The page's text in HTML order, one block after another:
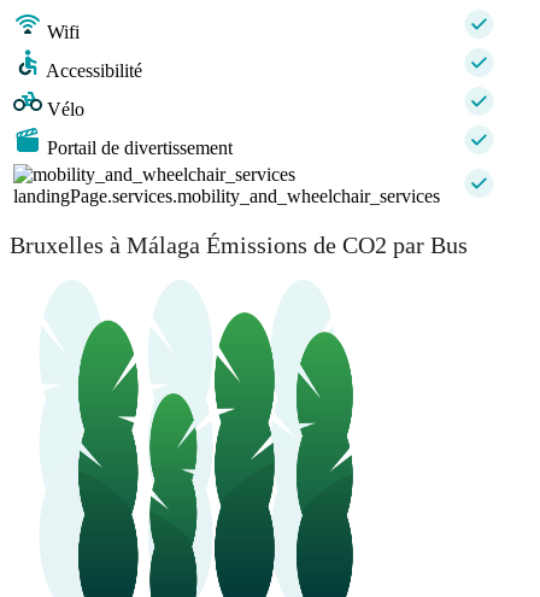
Wifi
Accessibilité
Vélo
Portail de divertissement
landingPage.services.mobility_and_wheelchair_services
Bruxelles à Málaga Émissions de CO2 par Bus